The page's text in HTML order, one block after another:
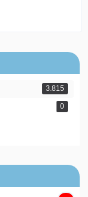
3.815
0